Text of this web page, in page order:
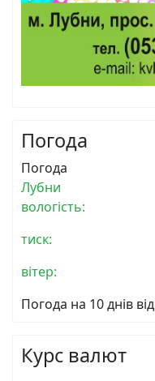
Погода
Погода
Лубни
вологість:
тиск:
вітер:
Погода на 10 днів від
Курс валют